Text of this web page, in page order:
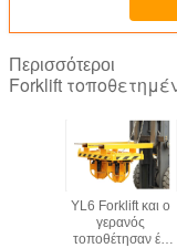
Περισσότεροι
Forklift
YL6 Forklift και ο
γερανός
τοποθέτησαν έξι